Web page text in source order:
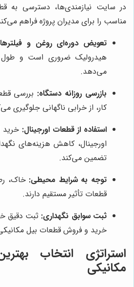
در سایت نیازمندی‌ها، دسترسی به
مناسب را برای مدیران پروژه فراهم
تعویض دوره‌ای روغن و
هیدرولیک ضروری است و طول
می‌دهد.
بازرسی روزانه دستگاه: بررسی
کار، از خرابی ناگهانی جلوگیری
استفاده از قطعات اورجینال: خرید
اورجینال، کاهش هزینه‌های
تضمین می‌کند.
توجه به شرایط محیطی: خاک،
قطعات تأثیر مستقیم دارند.
ثبت سوابق نگهداری: ثبت دقیق
خرید و فروش قطعات بیل
استراتژی انتخاب
مکانیکی